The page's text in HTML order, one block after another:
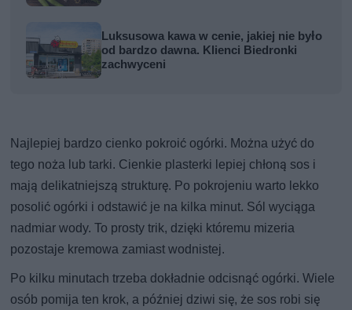
Luksusowa kawa w cenie, jakiej nie było
od bardzo dawna. Klienci Biedronki
zachwyceni
Najlepiej bardzo cienko pokroić ogórki. Można użyć do
tego noża lub tarki. Cienkie plasterki lepiej chłoną sos i
mają delikatniejszą strukturę. Po pokrojeniu warto lekko
posolić ogórki i odstawić je na kilka minut. Sól wyciąga
nadmiar wody. To prosty trik, dzięki któremu mizeria
pozostaje kremowa zamiast wodnistej.
Po kilku minutach trzeba dokładnie odcisnąć ogórki. Wiele
osób pomija ten krok, a później dziwi się, że sos robi się